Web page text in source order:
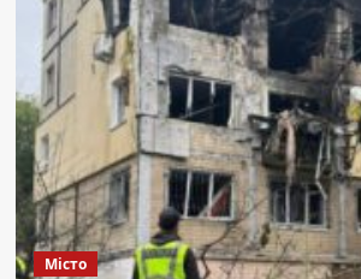
кількість
поранених
унаслідок
комбінованої
до
31
Місто